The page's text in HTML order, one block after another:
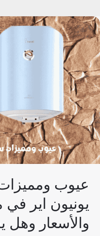
عيوب
والأسعار وهل
عيوب
ومميزات
سخان
كهرباء
يونيون
اير
في
مصر
2025:
الأنواع
والأسعار
يستحق
الشراء